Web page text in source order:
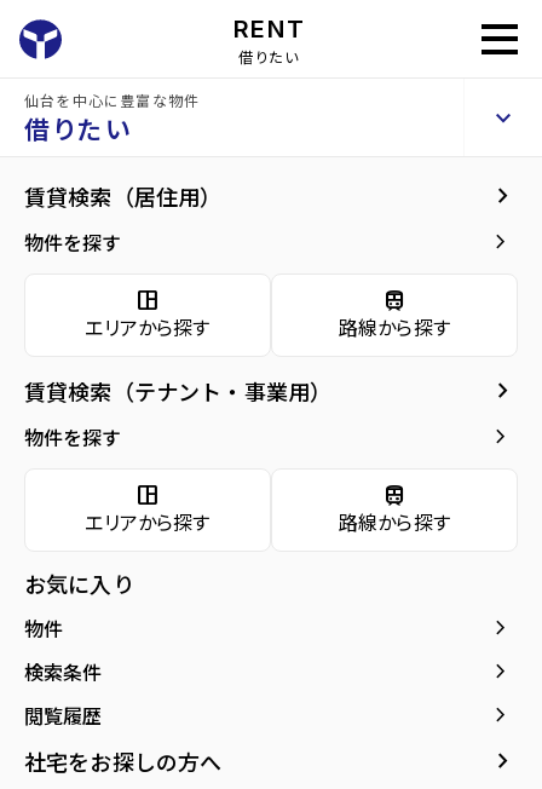
RENT
借りたい
仙台を中心に豊富な物件
借りたい keyboard_arrow_up
賃貸検索（居住用） keyboard_arrow_right
物件を探す keyboard_arrow_right
space_dashboard
エリアから探す
train
路線から探す
賃貸検索（テナント・事業用） keyboard_arrow_right
物件を探す keyboard_arrow_right
space_dashboard
エリアから探す
train
路線から探す
お気に入り
物件 keyboard_arrow_right
検索条件 keyboard_arrow_right
閲覧履歴 keyboard_arrow_right
社宅をお探しの方へ keyboard_arrow_right
賃貸マンション ロイヤルパーク五橋
建物概要
現在募集中の物件arrow_forward
arrow_forward
地図・周辺環境 arrow_forward
ロイヤルパーク五橋 3階
管理費・共益費
間取り
アクセス
所在地
location_on グーグルマップでみる